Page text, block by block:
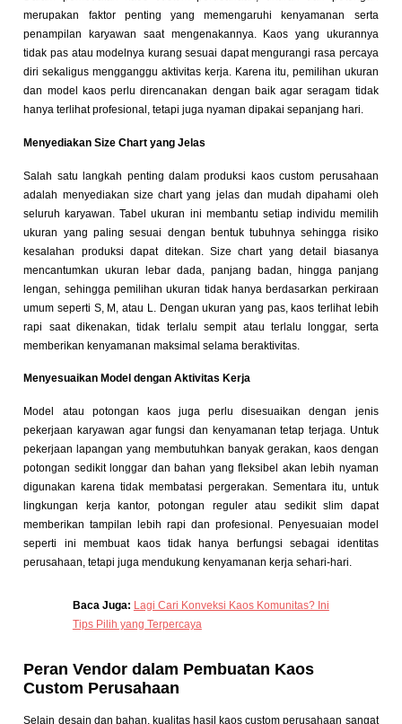
merupakan faktor penting yang memengaruhi kenyamanan serta
penampilan karyawan saat mengenakannya. Kaos yang ukurannya
tidak pas atau modelnya kurang sesuai dapat mengurangi rasa percaya
diri sekaligus mengganggu aktivitas kerja. Karena itu, pemilihan ukuran
dan model kaos perlu direncanakan dengan baik agar seragam tidak
hanya terlihat profesional, tetapi juga nyaman dipakai sepanjang hari.
Menyediakan Size Chart yang Jelas
Salah satu langkah penting dalam produksi kaos custom perusahaan
adalah menyediakan size chart yang jelas dan mudah dipahami oleh
seluruh karyawan. Tabel ukuran ini membantu setiap individu memilih
ukuran yang paling sesuai dengan bentuk tubuhnya sehingga risiko
kesalahan produksi dapat ditekan. Size chart yang detail biasanya
mencantumkan ukuran lebar dada, panjang badan, hingga panjang
lengan, sehingga pemilihan ukuran tidak hanya berdasarkan perkiraan
umum seperti S, M, atau L. Dengan ukuran yang pas, kaos terlihat lebih
rapi saat dikenakan, tidak terlalu sempit atau terlalu longgar, serta
memberikan kenyamanan maksimal selama beraktivitas.
Menyesuaikan Model dengan Aktivitas Kerja
Model atau potongan kaos juga perlu disesuaikan dengan jenis
pekerjaan karyawan agar fungsi dan kenyamanan tetap terjaga. Untuk
pekerjaan lapangan yang membutuhkan banyak gerakan, kaos dengan
potongan sedikit longgar dan bahan yang fleksibel akan lebih nyaman
digunakan karena tidak membatasi pergerakan. Sementara itu, untuk
lingkungan kerja kantor, potongan reguler atau sedikit slim dapat
memberikan tampilan lebih rapi dan profesional. Penyesuaian model
seperti ini membuat kaos tidak hanya berfungsi sebagai identitas
perusahaan, tetapi juga mendukung kenyamanan kerja sehari-hari.
Baca Juga: Lagi Cari Konveksi Kaos Komunitas? Ini
Tips Pilih yang Terpercaya
Peran Vendor dalam Pembuatan Kaos
Custom Perusahaan
Selain desain dan bahan, kualitas hasil kaos custom perusahaan sangat